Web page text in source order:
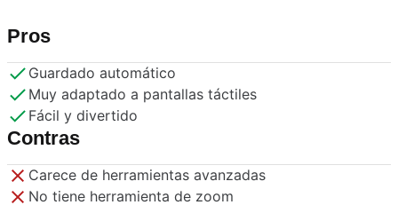
Pros
Guardado automático
Muy adaptado a pantallas táctiles
Fácil y divertido
Contras
Carece de herramientas avanzadas
No tiene herramienta de zoom